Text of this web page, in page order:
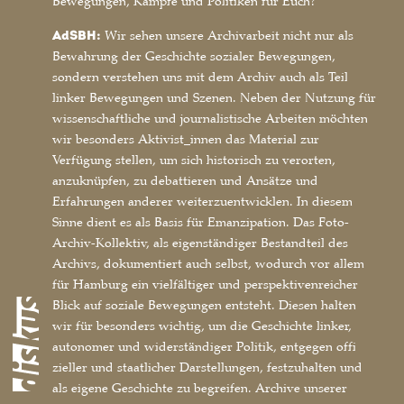
AdSBH: Wir sehen unsere Archivarbeit nicht nur als
Bewahrung der Geschichte sozialer Bewegungen,
sondern verstehen uns mit dem Archiv auch als Teil
linker Bewegungen und Szenen. Neben der Nutzung für
wissenschaftliche und journalistische Arbeiten möchten
wir besonders Aktivist_innen das Material zur
Verfügung stellen, um sich historisch zu verorten,
anzuknüpfen, zu debattieren und Ansätze und
Erfahrungen anderer weiterzuentwicklen. In diesem
Sinne dient es als Basis für Emanzipation. Das Foto-
Archiv-Kollektiv, als eigenständiger Bestandteil des
Archivs, dokumentiert auch selbst, wodurch vor allem
für Hamburg ein vielfältiger und perspektivenreicher
Blick auf soziale Bewegungen entsteht. Diesen halten
wir für besonders wichtig, um die Geschichte linker,
autonomer und widerständiger Politik, entgegen offi
zieller und staatlicher Darstellungen, festzuhalten und
als eigene Geschichte zu begreifen. Archive unserer